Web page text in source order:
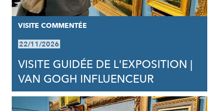
VISITE COMMENTÉE
22/11/2026
VISITE GUIDÉE DE L'EXPOSITION |
VAN GOGH INFLUENCEUR